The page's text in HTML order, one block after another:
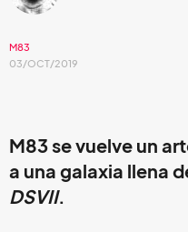
M83
03/OCT/2019
M83 se vuelve un
a una galaxia llena
DSVII.